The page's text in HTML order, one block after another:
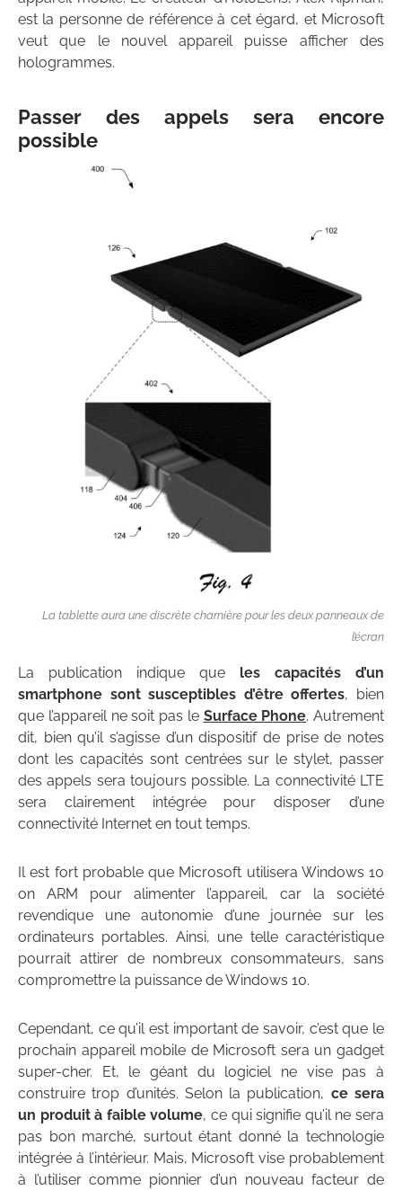
est la personne de référence à cet égard, et Microsoft
veut que le nouvel appareil puisse afficher des
hologrammes.
Passer des appels sera encore
possible
La tablette aura une discrète charnière pour les deux panneaux de
l’écran
La publication indique que les capacités d’un
smartphone sont susceptibles d’être offertes, bien
que l’appareil ne soit pas le Surface Phone. Autrement
dit, bien qu’il s’agisse d’un dispositif de prise de notes
dont les capacités sont centrées sur le stylet, passer
des appels sera toujours possible. La connectivité LTE
sera clairement intégrée pour disposer d’une
connectivité Internet en tout temps.
Il est fort probable que Microsoft utilisera Windows 10
on ARM pour alimenter l’appareil, car la société
revendique une autonomie d’une journée sur les
ordinateurs portables. Ainsi, une telle caractéristique
pourrait attirer de nombreux consommateurs, sans
compromettre la puissance de Windows 10.
Cependant, ce qu’il est important de savoir, c’est que le
prochain appareil mobile de Microsoft sera un gadget
super-cher. Et, le géant du logiciel ne vise pas à
construire trop d’unités. Selon la publication, ce sera
un produit à faible volume, ce qui signifie qu’il ne sera
pas bon marché, surtout étant donné la technologie
intégrée à l’intérieur. Mais, Microsoft vise probablement
à l’utiliser comme pionnier d’un nouveau facteur de